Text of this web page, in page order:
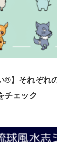
®】それぞれ
チェック